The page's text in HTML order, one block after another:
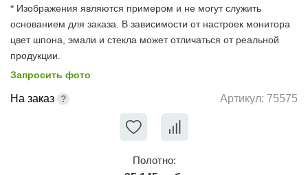
* Изображения являются примером и не могут служить
основанием для заказа. В зависимости от настроек монитора
цвет шпона, эмали и стекла может отличаться от реальной
продукции.
Запросить фото
На заказ Артикул: 75575
Полотно: